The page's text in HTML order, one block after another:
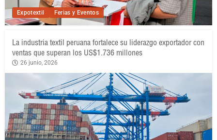
Expotextil Ferias y Eventos
La industria textil peruana fortalece su liderazgo exportador con
ventas que superan los US$1.736 millones
26 junio, 2026